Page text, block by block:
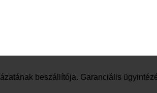
beszállítója. Garanciális